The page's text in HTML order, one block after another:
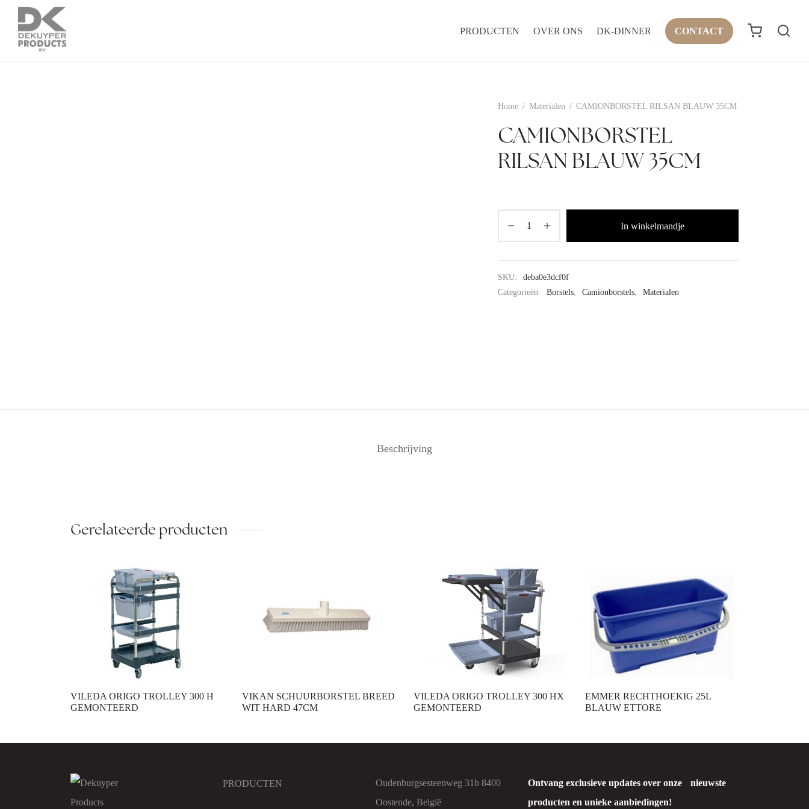
PRODUCTEN OVER ONS DK-DINNER CONTACT
Home / Materialen / CAMIONBORSTEL RILSAN BLAUW 35CM
CAMIONBORSTEL
RILSAN BLAUW 35CM
In winkelmandje
SKU:
deba0e3dcf0f
Categorieën:
Borstels, Camionborstels, Materialen
Beschrijving
Gerelateerde producten
VILEDA ORIGO TROLLEY 300 H
GEMONTEERD
VIKAN SCHUURBORSTEL BREED
WIT HARD 47CM
VILEDA ORIGO TROLLEY 300 HX
GEMONTEERD
EMMER RECHTHOEKIG 25L
BLAUW ETTORE
Ontvang exclusieve updates over onze nieuwste
producten en unieke aanbiedingen!
PRODUCTEN
Oudenburgsesteenweg 31b 8400
Oostende, België